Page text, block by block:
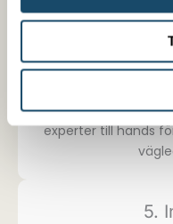
Du får en offert från
Vi finns här!
experter till hands
5.